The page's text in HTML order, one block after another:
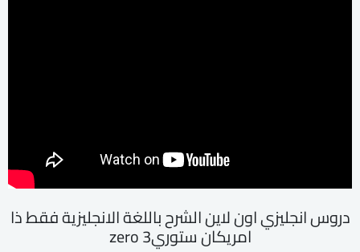
دروس انجليزي اون لاين الشرح باللغة الانجليزية فقط ذا
امريكان ستوري3 zero